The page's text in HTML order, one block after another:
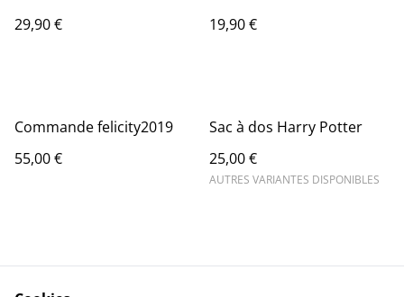
29,90 €
19,90 €
Commande felicity2019
55,00 €
Sac à dos Harry Potter
25,00 €
AUTRES VARIANTES DISPONIBLES